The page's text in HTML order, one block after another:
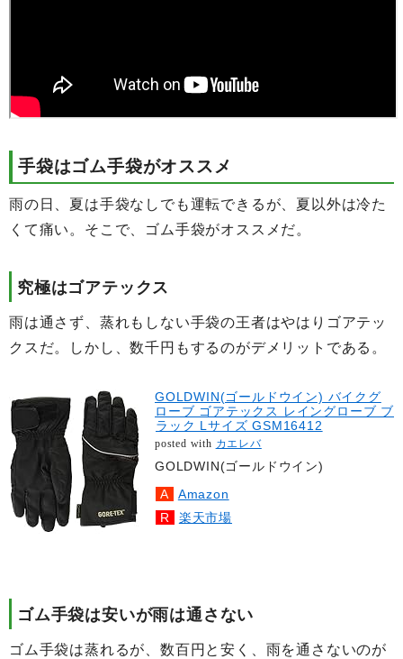
手袋はゴム手袋がオススメ
雨の日、夏は手袋なしでも運転できるが、夏以外は冷た
くて痛い。そこで、ゴム手袋がオススメだ。
究極はゴアテックス
雨は通さず、蒸れもしない手袋の王者はやはりゴアテッ
クスだ。しかし、数千円もするのがデメリットである。
GOLDWIN(ゴールドウイン) バイクグ
ローブ ゴアテックス レイングローブ ブ
ラック Lサイズ GSM16412
posted with カエレバ
GOLDWIN(ゴールドウイン)
Amazon
楽天市場
ゴム手袋は安いが雨は通さない
ゴム手袋は蒸れるが、数百円と安く、雨を通さないのが